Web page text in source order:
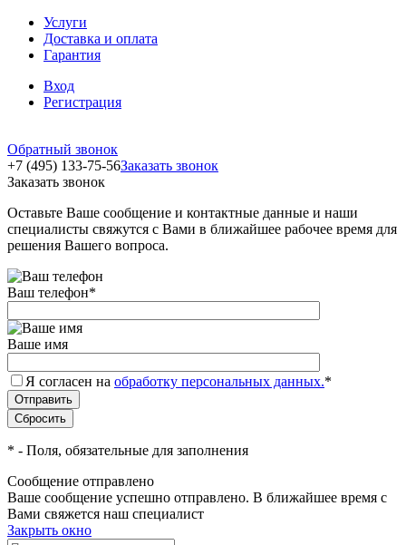
Услуги
Доставка и оплата
Гарантия
Вход
Регистрация
Обратный звонок
+7 (495) 133-75-56Заказать звонок
Заказать звонок
Оставьте Ваше сообщение и контактные данные и наши
специалисты свяжутся с Вами в ближайшее рабочее время для
решения Вашего вопроса.
Ваш телефон*
Ваше имя
Я согласен на обработку персональных данных.*
* - Поля, обязательные для заполнения
Сообщение отправлено
Ваше сообщение успешно отправлено. В ближайшее время с
Вами свяжется наш специалист
Закрыть окно